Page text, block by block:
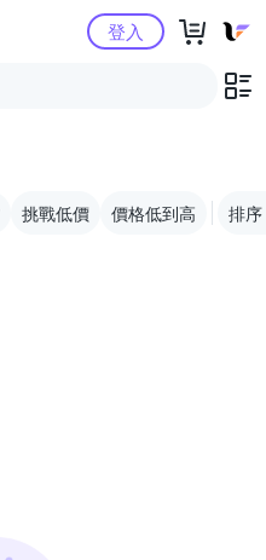
Yahoo購物中心登入
挑戰低價 價格低到高 排序